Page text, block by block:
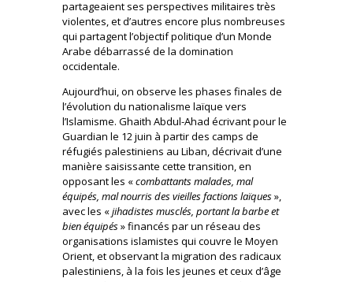
partageaient ses perspectives militaires très
violentes, et d’autres encore plus nombreuses
qui partagent l’objectif politique d’un Monde
Arabe débarrassé de la domination
occidentale.
Aujourd’hui, on observe les phases finales de
l’évolution du nationalisme laïque vers
l’Islamisme. Ghaith Abdul-Ahad écrivant pour le
Guardian le 12 juin à partir des camps de
réfugiés palestiniens au Liban, décrivait d’une
manière saisissante cette transition, en
opposant les «combattants malades, mal
équipés, mal nourris des vieilles factions laïques»,
avec les «jihadistes musclés, portant la barbe et
bien équipés» financés par un réseau des
organisations islamistes qui couvre le Moyen
Orient, et observant la migration des radicaux
palestiniens, à la fois les jeunes et ceux d’âge